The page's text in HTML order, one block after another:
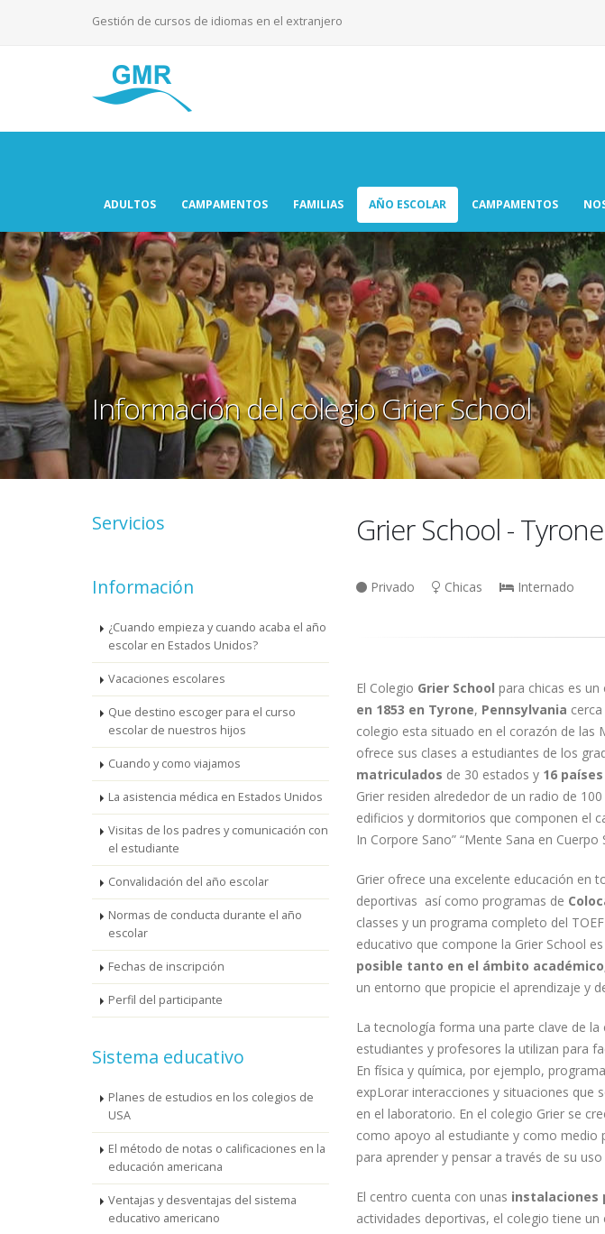
Gestión de cursos de idiomas en el extranjero
ADULTOS CAMPAMENTOS FAMILIAS AÑO ESCOLAR CAMPAMENTOS
Información del colegio Grier School
Servicios
Información
¿Cuando empieza y cuando acaba el año
escolar en Estados Unidos?
Vacaciones escolares
Que destino escoger para el curso
escolar de nuestros hijos
Cuando y como viajamos
La asistencia médica en Estados Unidos
Visitas de los padres y comunicación con
el estudiante
Convalidación del año escolar
Normas de conducta durante el año
escolar
Fechas de inscripción
Perfil del participante
Sistema educativo
Planes de estudios en los colegios de
USA
El método de notas o calificaciones en la
educación americana
Ventajas y desventajas del sistema
educativo americano
Grier School - Tyrone
Privado Chicas Internado
El Colegio Grier School para chicas es un
en 1853 en Tyrone, Pennsylvania
colegio esta situado en el corazón de las
ofrece sus clases a estudiantes de los
matriculados de 30 estados y 16
Grier residen alrededor de un radio de
edificios y dormitorios que componen el
In Corpore Sano” “Mente Sana en Cuerpo
Grier ofrece una excelente educación en
deportivas así como programas de
classes y un programa completo del
educativo que compone la Grier School
posible tanto en el ámbito
un entorno que propicie el aprendizaje y
La tecnología forma una parte clave de
estudiantes y profesores la utilizan para
En física y química, por ejemplo,
expLorar interacciones y situaciones que
en el laboratorio. En el colegio Grier se
como apoyo al estudiante y como medio
para aprender y pensar a través de su
El centro cuenta con unas instalaciones
actividades deportivas, el colegio tiene